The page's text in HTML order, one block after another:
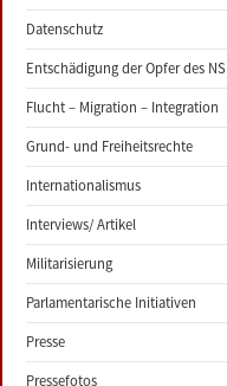
Datenschutz
Entschädigung der Opfer des NS
Flucht – Migration – Integration
Grund- und Freiheitsrechte
Internationalismus
Interviews/ Artikel
Militarisierung
Parlamentarische Initiativen
Presse
Pressefotos